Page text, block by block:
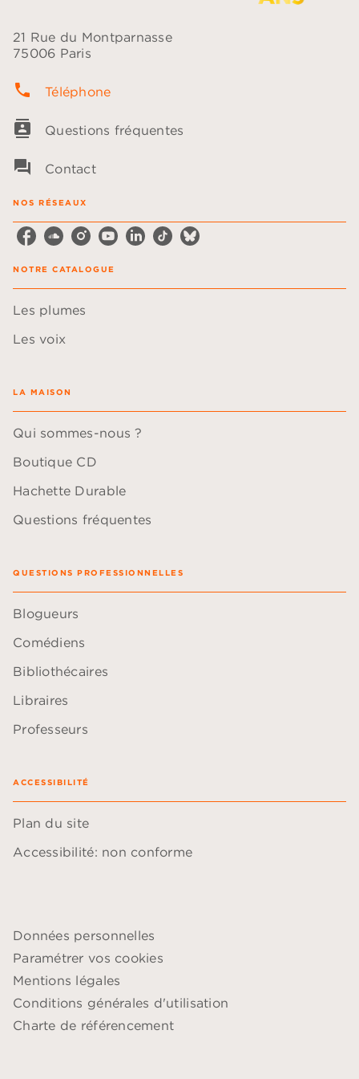
21 Rue du Montparnasse
75006 Paris
phone Téléphone
contacts Questions fréquentes
question_answer Contact
NOS RÉSEAUX
NOTRE CATALOGUE
Les plumes
Les voix
LA MAISON
Qui sommes-nous ?
Boutique CD
Hachette Durable
Questions fréquentes
QUESTIONS PROFESSIONNELLES
Blogueurs
Comédiens
Bibliothécaires
Libraires
Professeurs
ACCESSIBILITÉ
Plan du site
Accessibilité: non conforme
Données personnelles
Paramétrer vos cookies
Mentions légales
Conditions générales d'utilisation
Charte de référencement